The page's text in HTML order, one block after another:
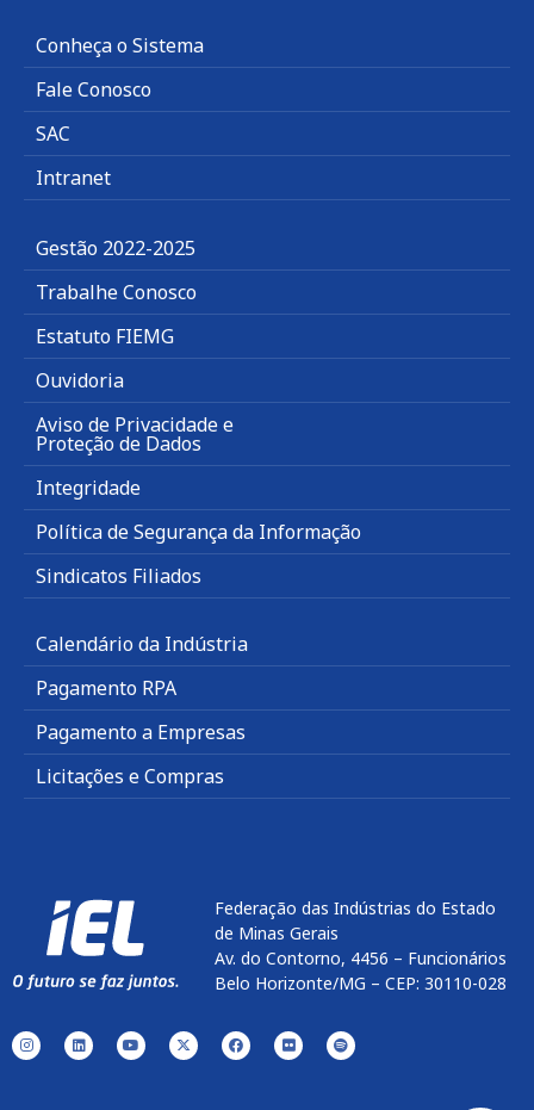
Conheça o Sistema
Fale Conosco
SAC
Intranet
Gestão 2022-2025
Trabalhe Conosco
Estatuto FIEMG
Ouvidoria
Aviso de Privacidade e
Proteção de Dados
Integridade
Política de Segurança da Informação
Sindicatos Filiados
Calendário da Indústria
Pagamento RPA
Pagamento a Empresas
Licitações e Compras
Federação das Indústrias do Estado
de Minas Gerais
Av. do Contorno, 4456 – Funcionários
Belo Horizonte/MG – CEP: 30110-028